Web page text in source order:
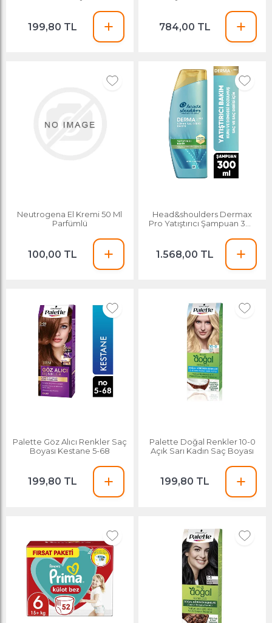
199,80 TL 784,00 TL
Neutrogena El Kremi 50 Ml
Parfümlü
100,00 TL
Head&shoulders Dermax
Pro Yatıştırıcı Şampuan 300
1.568,00 TL
Palette Göz Alıcı Renkler Saç
Boyası Kestane 5-68
199,80 TL
Palette Doğal Renkler 10-0
Açık Sarı Kadın Saç Boyası
199,80 TL